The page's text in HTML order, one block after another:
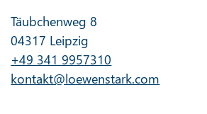
Täubchenweg 8
04317 Leipzig
+49 341 9957310
kontakt@loewenstark.com